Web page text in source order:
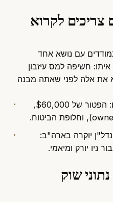
צריכים לקרוא
עם נושא אחד
חשיפה למס עיזבון
את אלה לפני שאתה מבנה
: הפטור של $60,000,
נדל"ן יוקרה בארה"ב:
ניו יורק ומיאמי.
שוק